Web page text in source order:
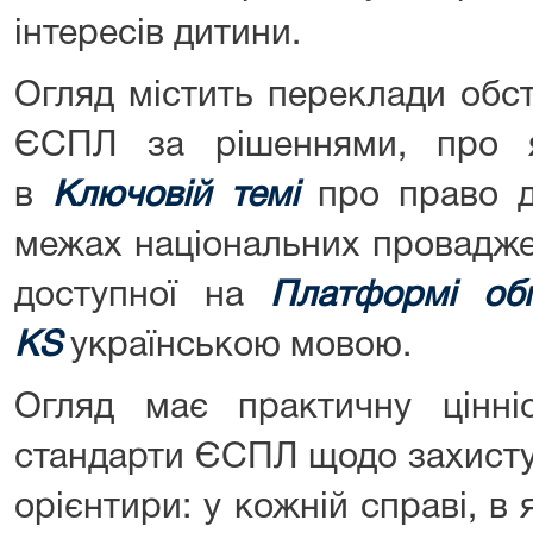
інтересів дитини.
Огляд містить переклади
ЄСПЛ за рішеннями, про
в Ключовій теміпро право
межах національних
доступної на Платформі
KSукраїнською мовою.
Огляд має практичну
стандарти ЄСПЛ щодо захисту
орієнтири: у кожній справі, в